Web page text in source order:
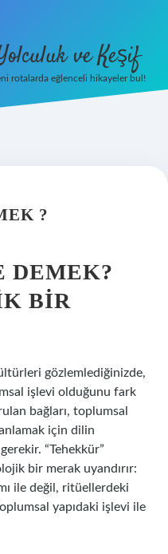
ve Keşif
rotalarda eğlenceli hikayeler bul!
?
DEMEK?
BIR
gözlemlediğinizde,
işlevi olduğunu fark
bağları, toplumsal
için dilin
“Tehekkür”
bir merak uyandırır:
ile değil, ritüellerdeki
yapıdaki işlevi ile